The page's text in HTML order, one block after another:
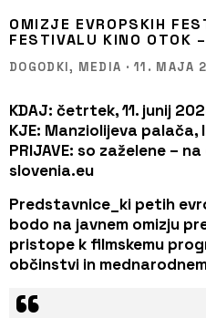
OMIZJE EVROPSKIH
FESTIVALU KINO OTOK
DOGODKI, MEDIA ·11. MAJA
KDAJ: četrtek, 11. junij
KJE: Manziolijeva palača,
PRIJAVE: so zaželene –
slovenia.eu
Predstavnice_ki petih
bodo na javnem omizju
pristope k filmskemu
občinstvi in